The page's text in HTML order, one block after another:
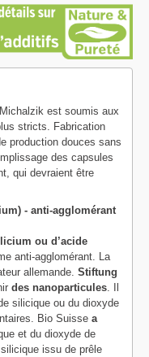
est soumis aux
stricts. Fabrication
production douces sans
des capsules
qui devraient être
- anti-agglomérant
ou d’acide
anti-agglomérant. La
allemande. Stiftung
des nanoparticules. Il
silicique ou du dioxyde
Bio Suisse a
et du dioxyde de
issu de prêle